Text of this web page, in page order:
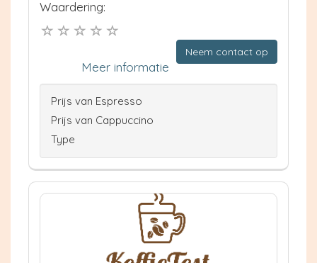
Waardering:
Neem contact op
Meer informatie
Prijs van Espresso
Prijs van Cappuccino
Type